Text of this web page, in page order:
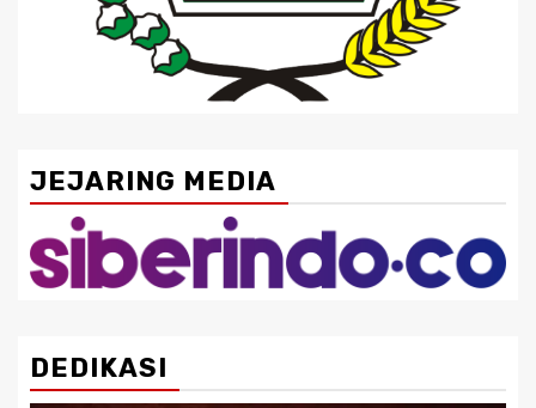
JEJARING MEDIA
DEDIKASI